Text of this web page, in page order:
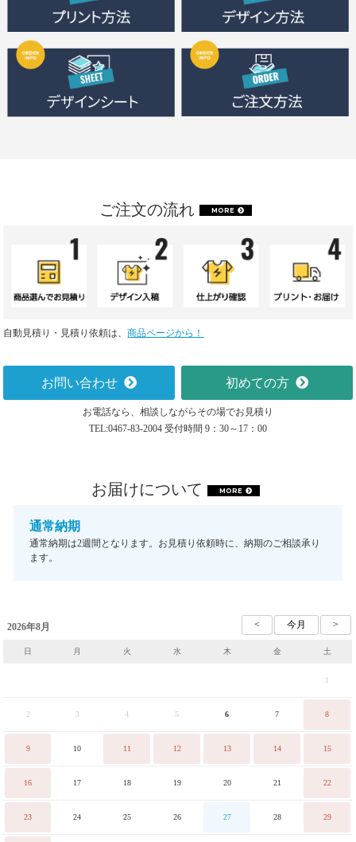
ご注文の流れ MORE
自動見積り・見積り依頼は、商品ページから！
お問い合わせ 初めての方
お電話なら、相談しながらその場でお見積り
TEL:0467-83-2004 受付時間 9：30～17：00
お届けについて MORE
通常納期
通常納期は2週間となります。お見積り依頼時に、納期のご相談承り
ます。
2026年8月
日 月 火 水 木 金 土
1
2 3 4 5 6 7 8
9 10 11 12 13 14 15
16 17 18 19 20 21 22
23 24 25 26 27 28 29